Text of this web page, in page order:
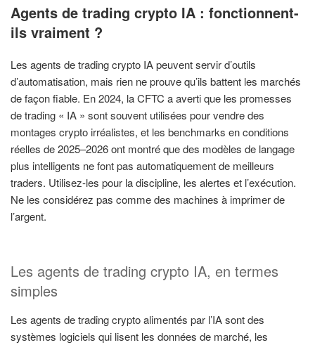
LE
Agents de trading crypto IA : fonctionnent-
ils vraiment ?
Les agents de trading crypto IA peuvent servir d’outils
d’automatisation, mais rien ne prouve qu’ils battent les marchés
de façon fiable. En 2024, la CFTC a averti que les promesses
de trading « IA » sont souvent utilisées pour vendre des
montages crypto irréalistes, et les benchmarks en conditions
réelles de 2025–2026 ont montré que des modèles de langage
plus intelligents ne font pas automatiquement de meilleurs
traders. Utilisez-les pour la discipline, les alertes et l’exécution.
Ne les considérez pas comme des machines à imprimer de
l’argent.
Les agents de trading crypto IA, en termes
simples
Les agents de trading crypto alimentés par l’IA sont des
systèmes logiciels qui lisent les données de marché, les